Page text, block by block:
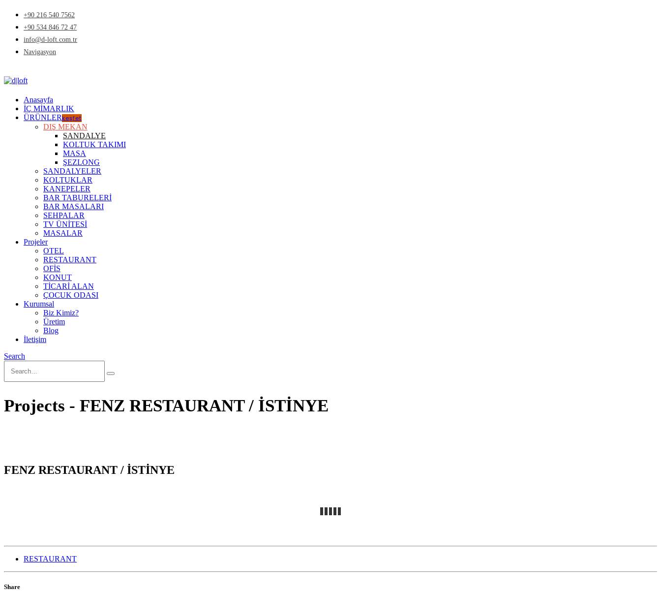
+90 216 540 7562
+90 534 846 72 47
info@d-loft.com.tr
Navigasyon
Anasayfa
İÇ MİMARLIK
ÜRÜNLERkeşfet
DIŞ MEKAN
SANDALYE
KOLTUK TAKIMI
MASA
ŞEZLONG
SANDALYELER
KOLTUKLAR
KANEPELER
BAR TABURELERİ
BAR MASALARI
SEHPALAR
TV ÜNİTESİ
MASALAR
Projeler
OTEL
RESTAURANT
OFİS
KONUT
TİCARİ ALAN
ÇOCUK ODASI
Kurumsal
Biz Kimiz?
Üretim
Blog
İletişim
Search
Projects - FENZ RESTAURANT / İSTİNYE
FENZ RESTAURANT / İSTİNYE
RESTAURANT
Share